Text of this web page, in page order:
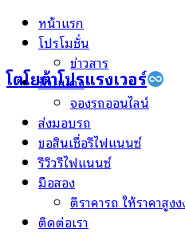
Skip
โตโยต้าโปรแรงเวอร์
หน้าแรก
โปรโมชั่น
ข่าวสาร
ป้ายแดง
จองรถออนไลน์
ส่งมอบรถ
ขอสินเชื่อรีไฟแนนซ์
รีวิวรีไฟแนนซ์
มือสอง
ตีราคารถ ให้ราคาสูงง
ติดต่อเรา